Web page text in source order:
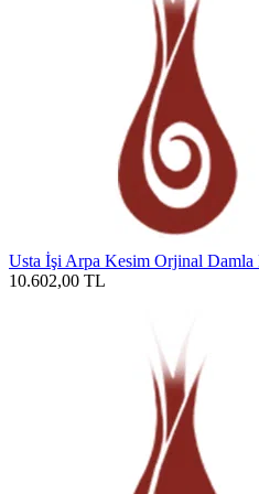
Usta İşi Arpa Kesim Orjinal Damla
10.602,00 TL